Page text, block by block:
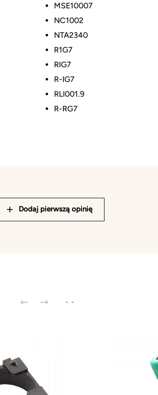
MSE10007
NC1002
NTA2340
R1G7
RIG7
R-IG7
RLI001.9
R-RG7
Dodaj pierwszą opinię